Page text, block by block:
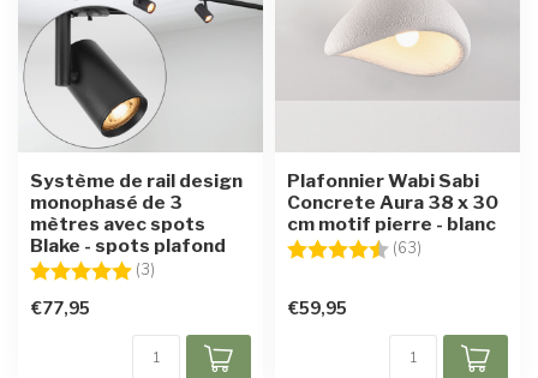
Système de rail design
monophasé de 3
mètres avec spots
Blake - spots plafond
Note:
(3)
€77,95
Plafonnier Wabi Sabi
Concrete Aura 38 x 30
cm motif pierre - blanc
Note:
(63)
€59,95